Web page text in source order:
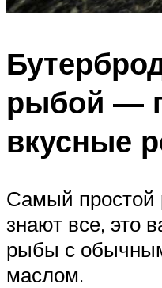
рыбой —
вкусные
Самый простой
знают все, это
рыбы с
маслом.